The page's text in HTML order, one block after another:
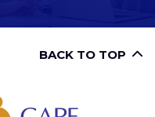
BACK TO TOP